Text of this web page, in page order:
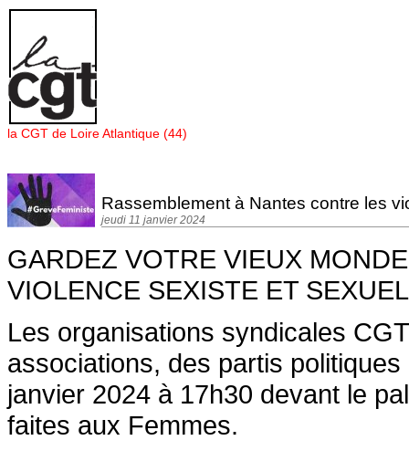
Panneau de gestion des cookies
la CGT de Loire Atlantique (44)
Rassemblement à Nantes contre les
jeudi 11 janvier 2024
GARDEZ VOTRE VIEUX
VIOLENCE SEXISTE ET
Les organisations syndicales
associations, des partis
janvier 2024 à 17h30 devant le
faites aux Femmes.